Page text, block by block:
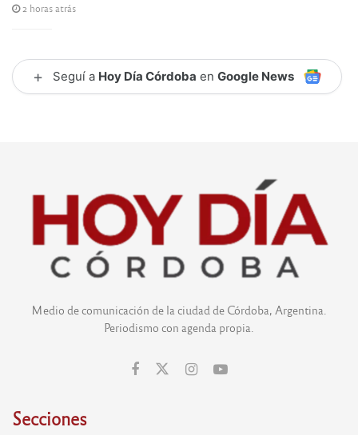
2 horas atrás
+ Seguí a Hoy Día Córdoba en Google News
Medio de comunicación de la ciudad de Córdoba, Argentina.
Periodismo con agenda propia.
Secciones